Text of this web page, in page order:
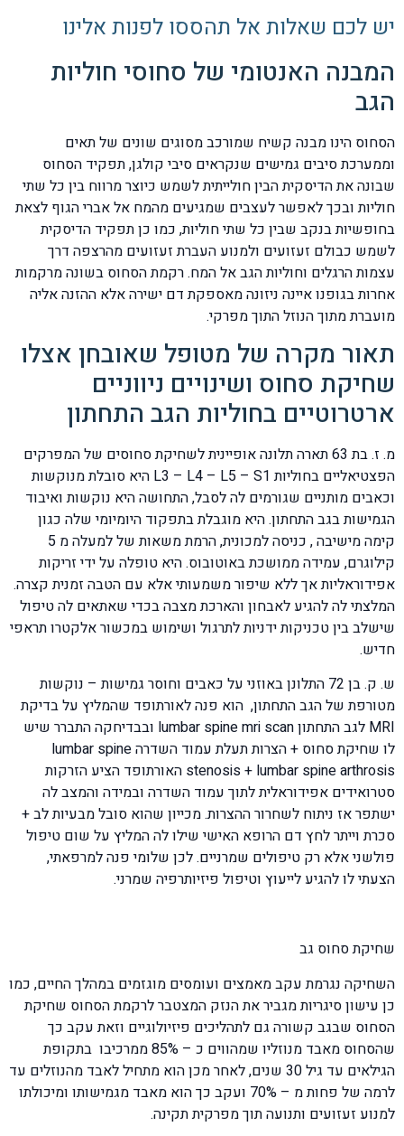
יש לכם שאלות אל תהססו לפנות אלינו
המבנה האנטומי של סחוסי חוליות
הגב
הסחוס הינו מבנה קשיח שמורכב מסוגים שונים של תאים
וממערכת סיבים גמישים שנקראים סיבי קולגן, תפקיד הסחוס
שבונה את הדיסקית הבין חולייתית לשמש כיוצר מרווח בין כל שתי
חוליות ובכך לאפשר לעצבים שמגיעים מהמח אל אברי הגוף לצאת
בחופשיות בנקב שבין כל שתי חוליות, כמו כן תפקיד הדיסקית
לשמש כבולם זעזועים ולמנוע העברת זעזועים מהרצפה דרך
עצמות הרגלים וחוליות הגב אל המח. רקמת הסחוס בשונה מרקמות
אחרות בגופנו איינה ניזונה מאספקת דם ישירה אלא ההזנה אליה
מועברת מתוך הנוזל התוך מפרקי.
תאור מקרה של מטופל שאובחן אצלו
שחיקת סחוס ושינויים ניווניים
ארטרוטיים בחוליות הגב התחתון
מ. ז. בת 63 תארה תלונה אופיינית לשחיקת סחוסים של המפרקים
הפצטיאליים בחוליות L3 – L4 – L5 – S1 היא סובלת מנוקשות
וכאבים מותניים שגורמים לה לסבל, התחושה היא נוקשות ואיבוד
הגמישות בגב התחתון. היא מוגבלת בתפקוד היומיומי שלה כגון
קימה מישיבה , כניסה למכונית, הרמת משאות של למעלה מ 5
קילוגרם, עמידה ממושכת באוטובוס. היא טופלה על ידי זריקות
אפידוראליות אך ללא שיפור משמעותי אלא עם הטבה זמנית קצרה.
המלצתי לה להגיע לאבחון והארכת מצבה בכדי שאתאים לה טיפול
שישלב בין טכניקות ידניות לתרגול ושימוש במכשור אלקטרו תראפי
חדיש.
ש. ק. בן 72 התלונן באוזני על כאבים וחוסר גמישות – נוקשות
מטורפת של הגב התחתון, הוא פנה לאורתופד שהמליץ על בדיקת
MRI לגב התחתון lumbar spine mri scan ובבדיחקה התברר שיש
לו שחיקת סחוס + הצרות תעלת עמוד השדרה lumbar spine
stenosis + lumbar spine arthrosis האורתופד הציע הזרקות
סטרואידים אפידוראלית לתוך עמוד השדרה ובמידה והמצב לה
ישתפר אז ניתוח לשחרור ההצרות. מכייון שהוא סובל מבעיות לב +
סכרת וייתר לחץ דם הרופא האישי שילו לה המליץ על שום טיפול
פולשני אלא רק טיפולים שמרניים. לכן שלומי פנה למרפאתי,
הצעתי לו להגיע לייעוץ וטיפול פיזיותרפיה שמרני.
שחיקת סחוס גב
השחיקה נגרמת עקב מאמצים ועומסים מוגזמים במהלך החיים, כמו
כן עישון סיגריות מגביר את הנזק המצטבר לרקמת הסחוס שחיקת
הסחוס שבגב קשורה גם לתהליכים פיזיולוגיים וזאת עקב כך
שהסחוס מאבד מנוזליו שמהווים כ – 85% ממרכיבו בתקופת
הגילאים עד גיל 30 שנים, לאחר מכן הוא מתחיל לאבד מהנוזלים עד
לרמה של פחות מ – 70% ועקב כך הוא מאבד מגמישותו ומיכולתו
למנוע זעזועים ותנועה תוך מפרקית תקינה.